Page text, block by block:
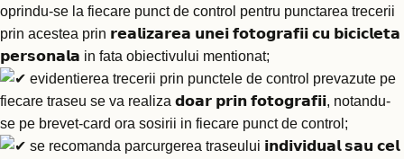
oprindu-se la fiecare punct de control pentru punctarea trecerii
prin acestea prin 𝗿𝗲𝗮𝗹𝗶𝘇𝗮𝗿𝗲𝗮 𝘂𝗻𝗲𝗶 𝗳𝗼𝘁𝗼𝗴𝗿𝗮𝗳𝗶𝗶 𝗰𝘂 𝗯𝗶𝗰𝗶𝗰𝗹𝗲𝘁𝗮
𝗽𝗲𝗿𝘀𝗼𝗻𝗮𝗹𝗮 in fata obiectivului mentionat;
evidentierea trecerii prin punctele de control prevazute pe
fiecare traseu se va realiza 𝗱𝗼𝗮𝗿 𝗽𝗿𝗶𝗻 𝗳𝗼𝘁𝗼𝗴𝗿𝗮𝗳𝗶𝗶, notandu-
se pe brevet-card ora sosirii in fiecare punct de control;
se recomanda parcurgerea traseului 𝗶𝗻𝗱𝗶𝘃𝗶𝗱𝘂𝗮𝗹 𝘀𝗮𝘂 𝗰𝗲𝗹